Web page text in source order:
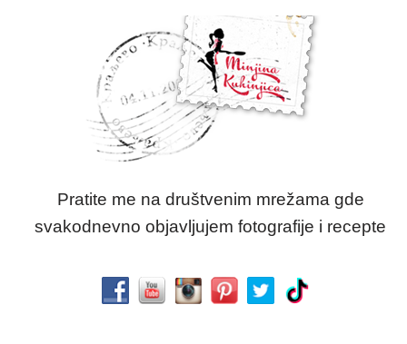
Pratite me na društvenim mrežama gde
svakodnevno objavljujem fotografije i recepte